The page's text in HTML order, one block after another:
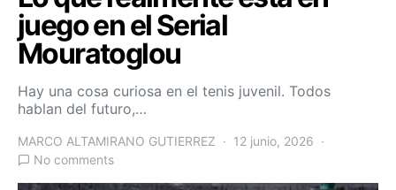
juego en el Serial
Mouratoglou
Hay una cosa curiosa en el tenis juvenil. Todos
hablan del futuro,…
MARCO ALTAMIRANO GUTIERREZ
12 junio, 2026
No comments